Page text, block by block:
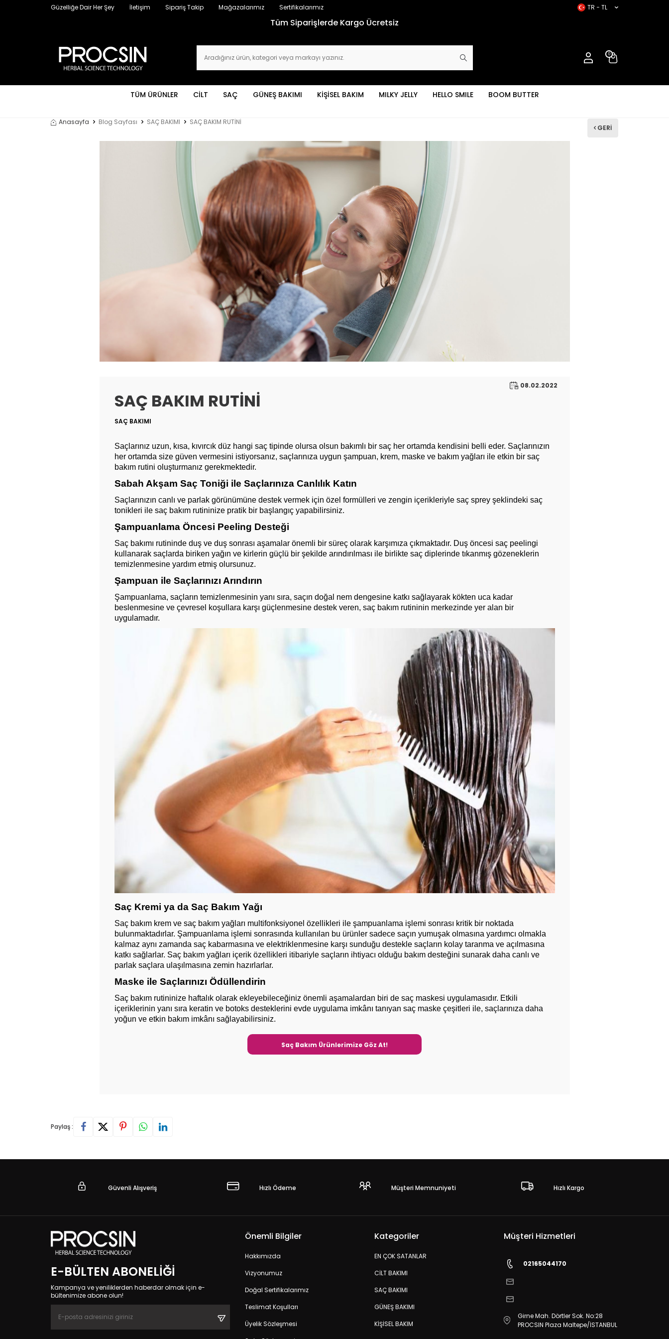
Güzelliğe Dair Her Şey İletişim Sipariş Takip Mağazalarımız Sertifikalarımız TR − TL
Tüm Siparişlerde Kargo Ücretsiz
0
TÜM ÜRÜNLER CİLT SAÇ GÜNEŞ BAKIMI KİŞİSEL BAKIM MILKY JELLY HELLO SMILE BOOM BUTTER
Anasayfa Blog Sayfası SAÇ BAKIMI SAÇ BAKIM RUTİNİ
GERI
08.02.2022
SAÇ BAKIM RUTİNİ
SAÇ BAKIMI
Saçlarınız uzun, kısa, kıvırcık düz hangi saç tipinde olursa olsun bakımlı bir saç her ortamda kendisini belli eder. Saçlarınızın
her ortamda size güven vermesini istiyorsanız, saçlarınıza uygun şampuan, krem, maske ve bakım yağları ile etkin bir saç
bakım rutini oluşturmanız gerekmektedir.
Sabah Akşam Saç Toniği ile Saçlarınıza Canlılık Katın
Saçlarınızın canlı ve parlak görünümüne destek vermek için özel formülleri ve zengin içerikleriyle saç sprey şeklindeki saç
tonikleri ile saç bakım rutininize pratik bir başlangıç yapabilirsiniz.
Şampuanlama Öncesi Peeling Desteği
Saç bakımı rutininde duş ve duş sonrası aşamalar önemli bir süreç olarak karşımıza çıkmaktadır. Duş öncesi saç peelingi
kullanarak saçlarda biriken yağın ve kirlerin güçlü bir şekilde arındırılması ile birlikte saç diplerinde tıkanmış gözeneklerin
temizlenmesine yardım etmiş olursunuz.
Şampuan ile Saçlarınızı Arındırın
Şampuanlama, saçların temizlenmesinin yanı sıra, saçın doğal nem dengesine katkı sağlayarak kökten uca kadar
beslenmesine ve çevresel koşullara karşı güçlenmesine destek veren, saç bakım rutininin merkezinde yer alan bir
uygulamadır.
Saç Kremi ya da Saç Bakım Yağı
Saç bakım krem ve saç bakım yağları multifonksiyonel özellikleri ile şampuanlama işlemi sonrası kritik bir noktada
bulunmaktadırlar. Şampuanlama işlemi sonrasında kullanılan bu ürünler sadece saçın yumuşak olmasına yardımcı olmakla
kalmaz aynı zamanda saç kabarmasına ve elektriklenmesine karşı sunduğu destekle saçların kolay taranma ve açılmasına
katkı sağlarlar. Saç bakım yağları içerik özellikleri itibariyle saçların ihtiyacı olduğu bakım desteğini sunarak daha canlı ve
parlak saçlara ulaşılmasına zemin hazırlarlar.
Maske ile Saçlarınızı Ödüllendirin
Saç bakım rutininize haftalık olarak ekleyebileceğiniz önemli aşamalardan biri de saç maskesi uygulamasıdır. Etkili
içeriklerinin yanı sıra keratin ve botoks desteklerini evde uygulama imkânı tanıyan saç maske çeşitleri ile, saçlarınıza daha
yoğun ve etkin bakım imkânı sağlayabilirsiniz.
Saç Bakım Ürünlerimize Göz At!
Paylaş :
Güvenli Alışveriş Hızlı Ödeme Müşteri Memnuniyeti Hızlı Kargo
E-BÜLTEN ABONELIĞI
Kampanya ve yeniliklerden haberdar olmak için e-
bültenimize abone olun!
Önemli Bilgiler
Hakkımızda
Vizyonumuz
Doğal Sertifikalarımız
Teslimat Koşulları
Üyelik Sözleşmesi
Kategoriler
EN ÇOK SATANLAR
CİLT BAKIMI
SAÇ BAKIMI
GÜNEŞ BAKIMI
KİŞİSEL BAKIM
Müşteri Hizmetleri
02165044170
Girne Mah. Dörtler Sok. No:28
PROCSIN Plaza Maltepe/İSTANBUL